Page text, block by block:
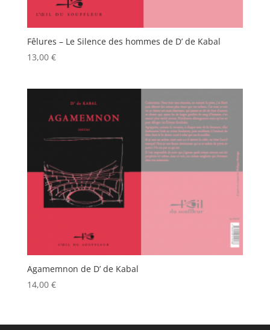
Fêlures – Le Silence des hommes de D’ de Kabal
13,00 €
Agamemnon de D’ de Kabal
14,00 €